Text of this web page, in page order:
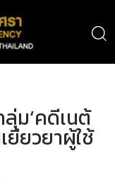
ม‘คดีเนต้
ยียวยาผู้ใช้